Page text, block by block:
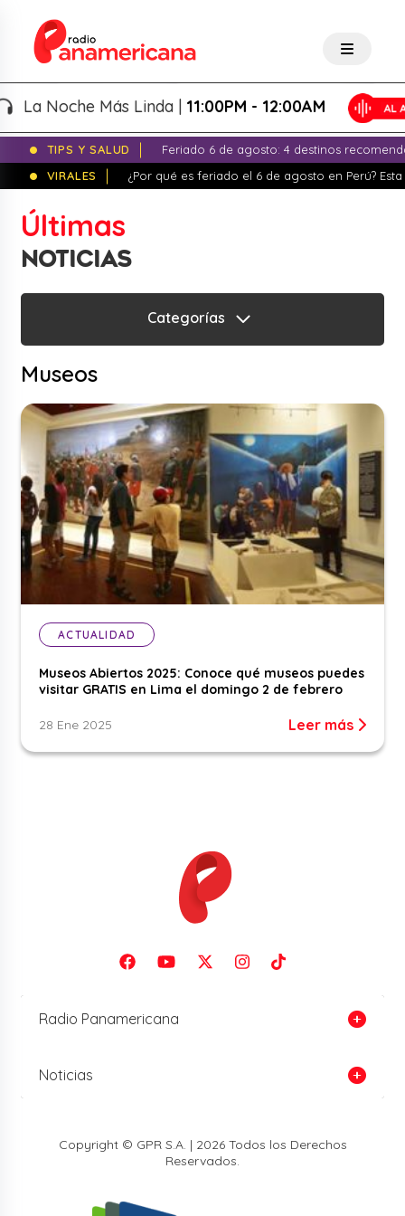
La Noche Más Linda | 11:00PM - 12:00AM
TIPS Y SALUD
Feriado 6 de agosto: 4 destinos
VIRALES
¿Por qué es feriado el 6 de agosto en Perú?
Últimas
NOTICIAS
Categorías
Museos
ACTUALIDAD
Museos Abiertos 2025: Conoce qué museos puedes
visitar GRATIS en Lima el domingo 2 de febrero
28 Ene 2025 Leer más
Radio Panamericana
Noticias
Copyright © GPR S.A. | 2026 Todos los Derechos
Reservados.